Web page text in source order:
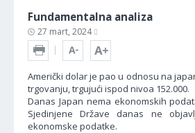
Fundamentalna analiza
27 mart, 2024
Američki dolar je pao u odnosu na
trgovanju, trgujući ispod nivoa 152.000.
Danas Japan nema ekonomskih
Sjedinjene Države danas ne
ekonomske podatke.